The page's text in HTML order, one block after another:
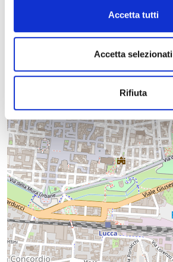
Accetta tutti
Accetta selezionati
Rifiuta